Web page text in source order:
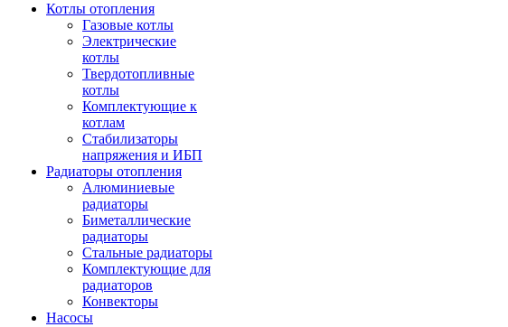
Котлы отопления
Газовые котлы
Электрические
котлы
Твердотопливные
котлы
Комплектующие к
котлам
Стабилизаторы
напряжения и ИБП
Радиаторы отопления
Алюминиевые
радиаторы
Биметаллические
радиаторы
Стальные радиаторы
Комплектующие для
радиаторов
Конвекторы
Насосы